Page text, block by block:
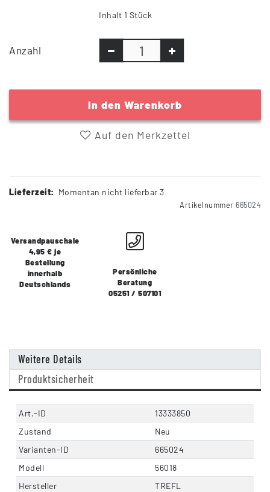
Inhalt 1 Stück
Anzahl
In den Warenkorb
Auf den Merkzettel
Lieferzeit: Momentan nicht lieferbar 3
Artikelnummer 665024
Versandpauschale
4,95 € je
Bestellung
innerhalb
Deutschlands
Persönliche
Beratung
05251 / 507101
Weitere Details
Produktsicherheit
Art.-ID
13333850
Zustand
Neu
Varianten-ID
665024
Modell
56018
Hersteller
TREFL